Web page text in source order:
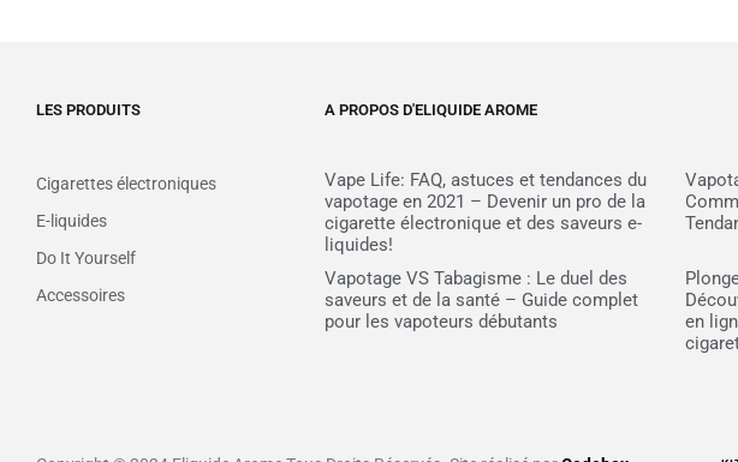
LES PRODUITS
Cigarettes électroniques
E-liquides
Do It Yourself
Accessoires
A PROPOS D'ELIQUIDE AROME
Vape Life: FAQ, astuces et tendances du
vapotage en 2021 – Devenir un pro de la
cigarette électronique et des saveurs e-
liquides!
Vapotage VS Tabagisme : Le duel des
saveurs et de la santé – Guide complet
pour les vapoteurs débutants
en